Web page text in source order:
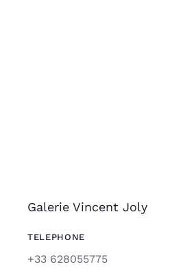
Galerie Vincent Joly
TELEPHONE
+33 628055775